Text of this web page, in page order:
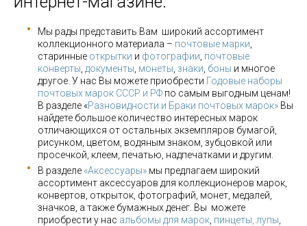
Мы рады представить Вам широкий ассортимент
коллекционного материала – почтовые марки
старинные открытки и фотографии почтовые
конверты документы монеты знаки боны и многое
другое. У нас Вы можете приобрести Годовые наборы
почтовых марок СССР и РФ по самым выгодным ценам!
В разделе «Разновидности и Браки почтовых марок» Вы
найдете большое количество интересных марок
отличающихся от остальных экземпляров бумагой,
рисунком, цветом, водяным знаком, зубцовкой или
просечкой, клеем, печатью, надпечатками и другим.
В разделе «Аксессуары» мы предлагаем широкий
ассортимент аксессуаров для коллекционеров марок,
конвертов, открыток, фотографий, монет, медалей,
значков, а также бумажных денег. Вы можете
приобрести у нас альбомы для марок пинцеты, лупы